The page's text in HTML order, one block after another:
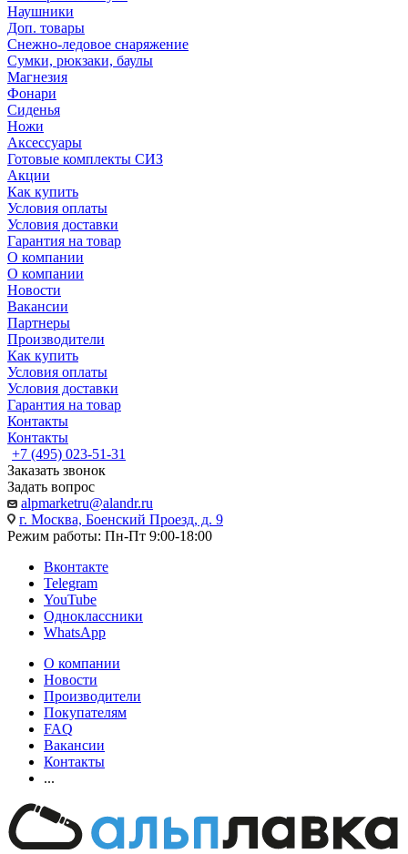
Наушники
Доп. товары
Снежно-ледовое снаряжение
Сумки, рюкзаки, баулы
Магнезия
Фонари
Сиденья
Ножи
Аксессуары
Готовые комплекты СИЗ
Акции
Как купить
Условия оплаты
Условия доставки
Гарантия на товар
О компании
О компании
Новости
Вакансии
Партнеры
Производители
Как купить
Условия оплаты
Условия доставки
Гарантия на товар
Контакты
Контакты
+7 (495) 023-51-31
Заказать звонок
Задать вопрос
alpmarketru@alandr.ru
г. Москва, Боенский Проезд, д. 9
Режим работы: Пн-Пт 9:00-18:00
Вконтакте
Telegram
YouTube
Одноклассники
WhatsApp
О компании
Новости
Производители
Покупателям
FAQ
Вакансии
Контакты
...